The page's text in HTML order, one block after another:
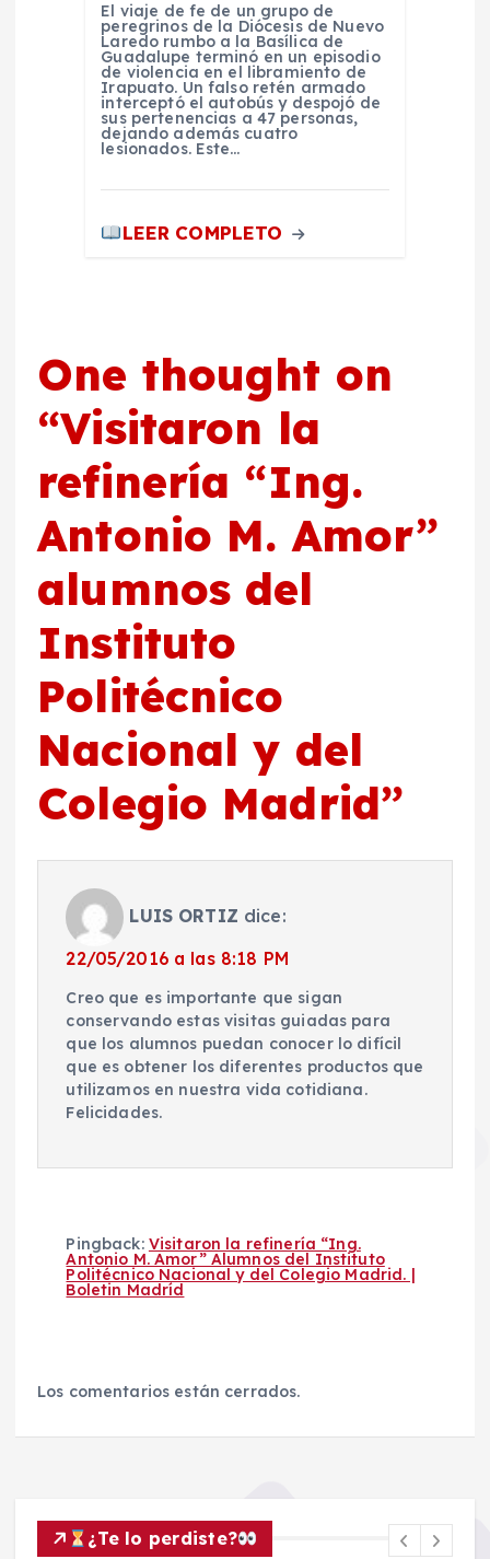
El viaje de fe de un grupo de
peregrinos de la Diócesis de Nuevo
Laredo rumbo a la Basílica de
Guadalupe terminó en un episodio
de violencia en el libramiento de
Irapuato. Un falso retén armado
interceptó el autobús y despojó de
sus pertenencias a 47 personas,
dejando además cuatro
lesionados. Este…
LEER COMPLETO
One thought on
“Visitaron la
refinería “Ing.
Antonio M. Amor”
alumnos del
Instituto
Politécnico
Nacional y del
Colegio Madrid”
LUIS ORTIZ dice:
22/05/2016 a las 8:18 PM
Creo que es importante que sigan
conservando estas visitas guiadas para
que los alumnos puedan conocer lo difícil
que es obtener los diferentes productos que
utilizamos en nuestra vida cotidiana.
Felicidades.
Pingback: Visitaron la refinería “Ing.
Antonio M. Amor” Alumnos del Instituto
Politécnico Nacional y del Colegio Madrid. |
Boletin Madríd
Los comentarios están cerrados.
¿Te lo perdiste?